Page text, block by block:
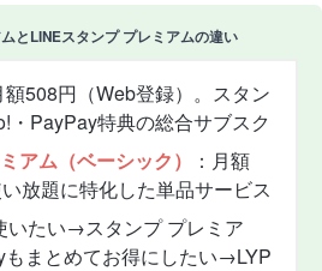
とLINEスタンプ プレミアムの違い
額508円（Web登録）。スタン
・PayPay特典の総合サブスク
アム（ベーシック）
：月額
放題に特化した単品サービス
いたい→スタンプ プレミア
もまとめてお得にしたい→LYP